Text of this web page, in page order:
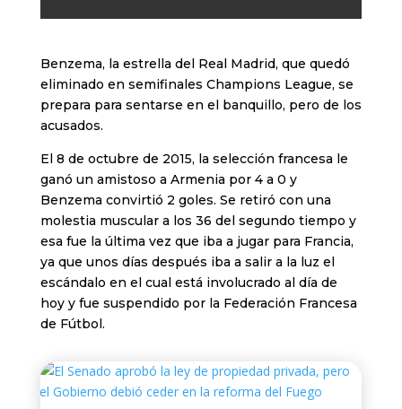
Benzema, la estrella del Real Madrid, que quedó
eliminado en semifinales Champions League, se
prepara para sentarse en el banquillo, pero de los
acusados.
El 8 de octubre de 2015, la selección francesa le
ganó un amistoso a Armenia por 4 a 0 y
Benzema convirtió 2 goles. Se retiró con una
molestia muscular a los 36 del segundo tiempo y
esa fue la última vez que iba a jugar para Francia,
ya que unos días después iba a salir a la luz el
escándalo en el cual está involucrado al día de
hoy y fue suspendido por la Federación Francesa
de Fútbol.